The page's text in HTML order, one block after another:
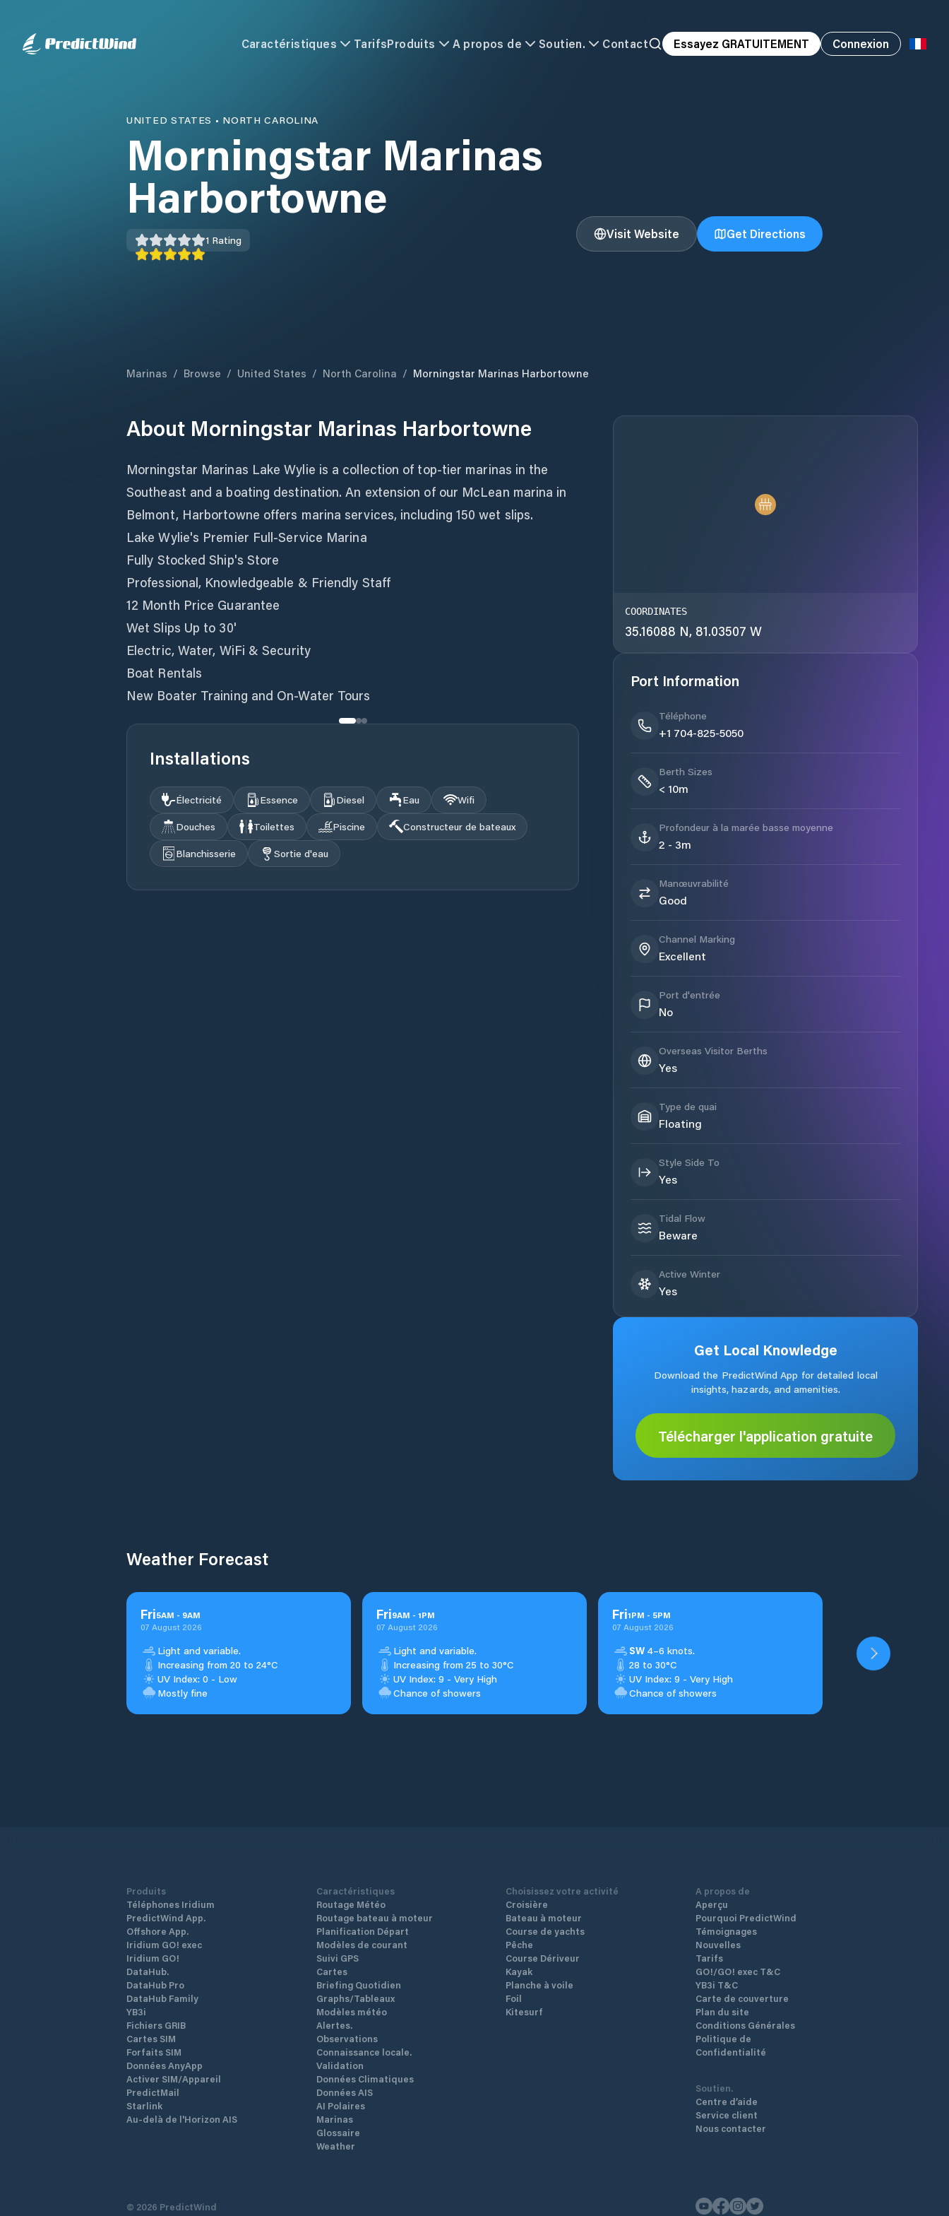
Caractéristiques TarifsProduits A propos de Soutien. Contact Essayez GRATUITEMENT Connexion
UNITED STATES • NORTH CAROLINA
Morningstar Marinas
Harbortowne
1 Rating Visit Website Get Directions
Marinas / Browse / United States / North Carolina / Morningstar Marinas Harbortowne
About Morningstar Marinas Harbortowne
Morningstar Marinas Lake Wylie is a collection of top-tier marinas in the
Southeast and a boating destination. An extension of our McLean marina in
Belmont, Harbortowne offers marina services, including 150 wet slips.
Lake Wylie's Premier Full-Service Marina
Fully Stocked Ship's Store
Professional, Knowledgeable & Friendly Staff
12 Month Price Guarantee
Wet Slips Up to 30'
Electric, Water, WiFi & Security
Boat Rentals
New Boater Training and On-Water Tours
Installations
Électricité Essence Diesel Eau
Wifi
Douches
Toilettes Piscine
Constructeur de bateaux
Blanchisserie
Sortie d'eau
COORDINATES
35.16088 N, 81.03507 W
Port Information
Téléphone
+1 704-825-5050
Berth Sizes
< 10m
Profondeur à la marée basse moyenne
2 - 3m
Manœuvrabilité
Good
Channel Marking
Excellent
Port d'entrée
No
Overseas Visitor Berths
Yes
Type de quai
Floating
Style Side To
Yes
Tidal Flow
Beware
Active Winter
Yes
Get Local Knowledge
Download the PredictWind App for detailed local
insights, hazards, and amenities.
Télécharger l'application gratuite
Weather Forecast
Fri5AM - 9AM
07 August 2026
Light and variable.
Increasing from 20 to 24°C
UV Index: 0 - Low
Mostly fine
Fri9AM - 1PM
07 August 2026
Light and variable.
Increasing from 25 to 30°C
UV Index: 9 - Very High
Chance of showers
Fri1PM - 5PM
07 August 2026
SW 4–6 knots.
28 to 30°C
UV Index: 9 - Very High
Chance of showers
Produits
Téléphones Iridium
PredictWind App.
Offshore App.
Iridium GO! exec
Iridium GO!
DataHub.
DataHub Pro
DataHub Family
YB3i
Fichiers GRIB
Cartes SIM
Forfaits SIM
Données AnyApp
Activer SIM/Appareil
PredictMail
Starlink
Au-delà de l'Horizon AIS
Caractéristiques
Routage Météo
Routage bateau à moteur
Planification Départ
Modèles de courant
Suivi GPS
Cartes
Briefing Quotidien
Graphs/Tableaux
Modèles météo
Alertes.
Observations
Connaissance locale.
Validation
Données Climatiques
Données AIS
AI Polaires
Marinas
Glossaire
Weather
Choisissez votre activité
Croisière
Bateau à moteur
Course de yachts
Pêche
Course Dériveur
Kayak
Planche à voile
Foil
Kitesurf
A propos de
Aperçu
Pourquoi PredictWind
Témoignages
Nouvelles
Tarifs
GO!/GO! exec T&C
YB3i T&C
Carte de couverture
Plan du site
Conditions Générales
Politique de
Confidentialité
Soutien.
Centre d’aide
Service client
Nous contacter
© 2026 PredictWind